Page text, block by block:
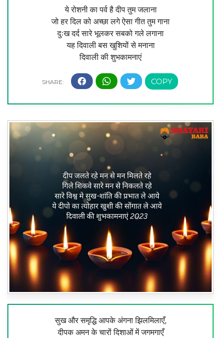
ये रोशनी का पर्व है दीप तुम जलाना
जो हर दिल को अच्छा लगे ऐसा गीत तुम गाना
दुःख दर्द सारे भूलकर सबको गले लगाना
यह दिवाली बस खुशियों से मनाना
दिवाली की शुभकामनाएं
सुख और समृद्धि आपके अंगना झिलमिलाएँ,
दीपक अमन के चारों दिशाओं में जगमगाएँ